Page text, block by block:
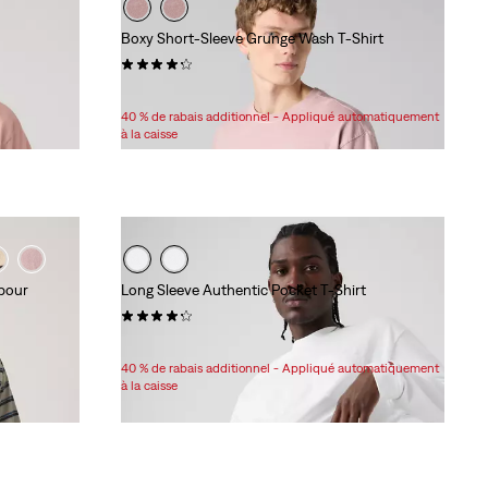
Boxy Short-Sleeve Grunge Wash T-Shirt
Price
is
Price
40 % de rabais additionnel - Appliqué automatiquement
à la caisse
Long Sleeve Authentic Pocket T-Shirt
Price
is
Price
40 % de rabais additionnel - Appliqué automatiquement
à la caisse